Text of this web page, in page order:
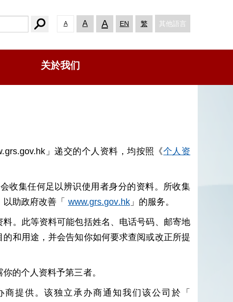
A A A EN 繁 其他語言
关於我们
」递交的个人资料，均按照《个人资
收集任何足以辨识使用者身分的资料。所收集
助政府改善「 www.grs.gov.hk」的服务。
。此等资料可能包括姓名、电话号码、邮寄地
和用途，并会告知你如何要求查阅或改正所提
的个人资料予第三者。
提供。该独立承办商通知我们该公司於「